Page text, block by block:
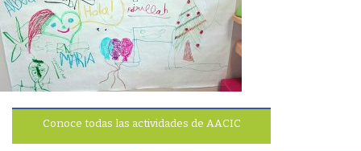
Conoce todas las actividades de AACIC